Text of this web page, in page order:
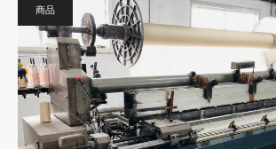
商品